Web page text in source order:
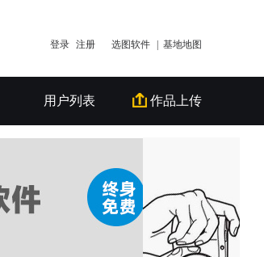
登录 注册 选图软件 | 基地地图
用户列表 作品上传